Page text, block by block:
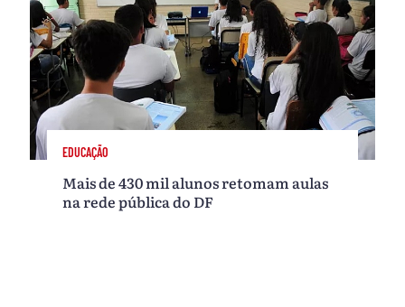
EDUCAÇÃO
Mais de 430 mil alunos retomam aulas
na rede pública do DF